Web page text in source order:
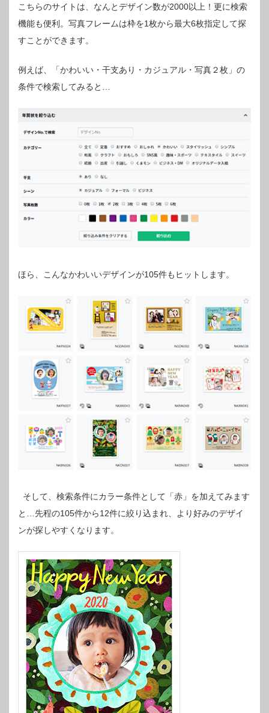
こちらのサイトは、なんとデザイン数が2000以上！更に検索
機能も便利。写真フレームは枠を1枚から最大6枚指定して探
すことができます。
例えば、「かわいい・干支あり・カジュアル・写真２枚」の
条件で検索してみると…
ほら、こんなかわいいデザインが105件もヒットします。
そして、検索条件にカラー条件として「赤」を加えてみます
と…先程の105件から12件に絞り込まれ、より好みのデザイ
ンが探しやすくなります。